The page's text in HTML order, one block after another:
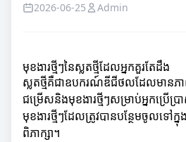
2026-06-25 Admin
មុខងារថ្មីៗនៃស្លតថ្មីដែលអ្នកគួរតែដឹង
ស្លតថ្មីគឺជាឧបករណ៍ឌីជីថលដែលមានភាព
ជម្រើសនិងមុខងារថ្មីៗសម្រាប់អ្នកប្រើប្រ
មុខងារថ្មីៗដែលត្រូវបានបន្ថែមចូលទៅក្នុ
ពិភាក្សា។